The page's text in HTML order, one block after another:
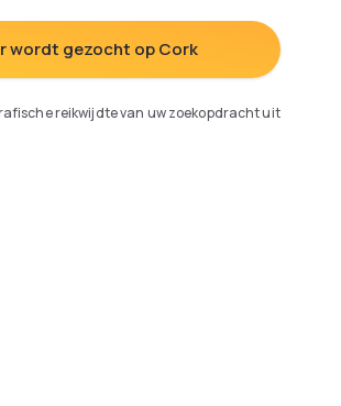
wordt gezocht op Cork
reikwijdte van uw zoekopdracht uit